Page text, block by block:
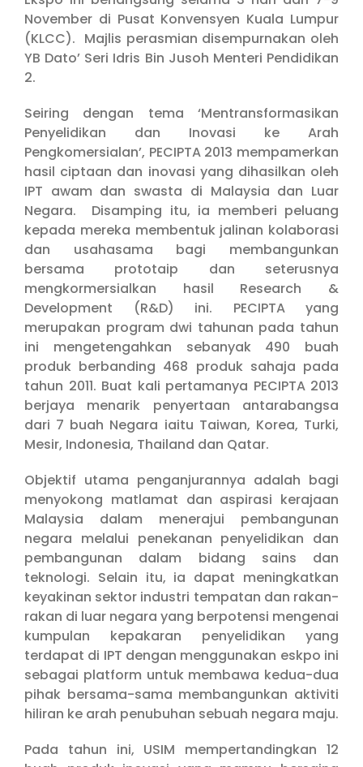
November di Pusat Konvensyen Kuala Lumpur
(KLCC). Majlis perasmian disempurnakan oleh
YB Dato’ Seri Idris Bin Jusoh Menteri Pendidikan
2.
Seiring dengan tema ‘Mentransformasikan
Penyelidikan dan Inovasi ke Arah
Pengkomersialan’, PECIPTA 2013 mempamerkan
hasil ciptaan dan inovasi yang dihasilkan oleh
IPT awam dan swasta di Malaysia dan Luar
Negara. Disamping itu, ia memberi peluang
kepada mereka membentuk jalinan kolaborasi
dan usahasama bagi membangunkan
bersama prototaip dan seterusnya
mengkormersialkan hasil Research &
Development (R&D) ini. PECIPTA yang
merupakan program dwi tahunan pada tahun
ini mengetengahkan sebanyak 490 buah
produk berbanding 468 produk sahaja pada
tahun 2011. Buat kali pertamanya PECIPTA 2013
berjaya menarik penyertaan antarabangsa
dari 7 buah Negara iaitu Taiwan, Korea, Turki,
Mesir, Indonesia, Thailand dan Qatar.
Objektif utama penganjurannya adalah bagi
menyokong matlamat dan aspirasi kerajaan
Malaysia dalam menerajui pembangunan
negara melalui penekanan penyelidikan dan
pembangunan dalam bidang sains dan
teknologi. Selain itu, ia dapat meningkatkan
keyakinan sektor industri tempatan dan rakan-
rakan di luar negara yang berpotensi mengenai
kumpulan kepakaran penyelidikan yang
terdapat di IPT dengan menggunakan eskpo ini
sebagai platform untuk membawa kedua-dua
pihak bersama-sama membangunkan aktiviti
hiliran ke arah penubuhan sebuah negara maju.
Pada tahun ini, USIM mempertandingkan 12